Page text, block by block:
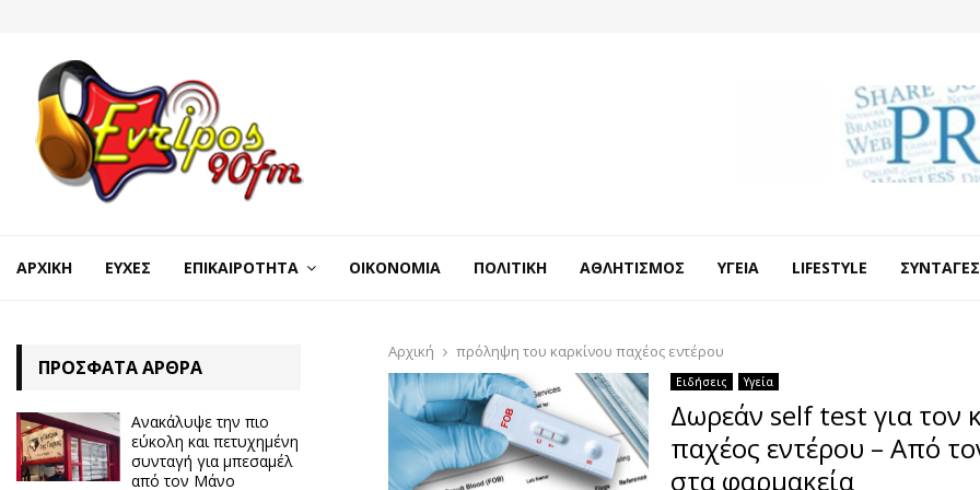
ΑΡΧΙΚΉ ΕΥΧΈΣ ΕΠΙΚΑΙΡΌΤΗΤΑ ΟΙΚΟΝΟΜΊΑ ΠΟΛΙΤΙΚΉ ΑΘΛΗΤΙΣΜΌΣ ΥΓΕΊΑ LIFESTYLE ΣΥΝΤΑΓΈΣ
Αρχική πρόληψη του καρκίνου παχέος εντέρου
Ειδήσεις Υγεία
Δωρεάν self test για τον
παχέος εντέρου – Από
στα φαρμακεία
ΠΡΌΣΦΑΤΑ ΆΡΘΡΑ
Ανακάλυψε την πιο
εύκολη και πετυχημένη
συνταγή για μπεσαμέλ
από τον Μάνο